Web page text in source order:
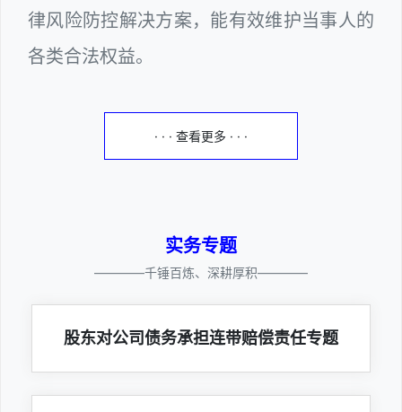
律风险防控解决方案，能有效维护当事人的
各类合法权益。
· · · 查看更多 · · ·
实务专题
————千锤百炼、深耕厚积————
股东对公司债务承担连带赔偿责任专题